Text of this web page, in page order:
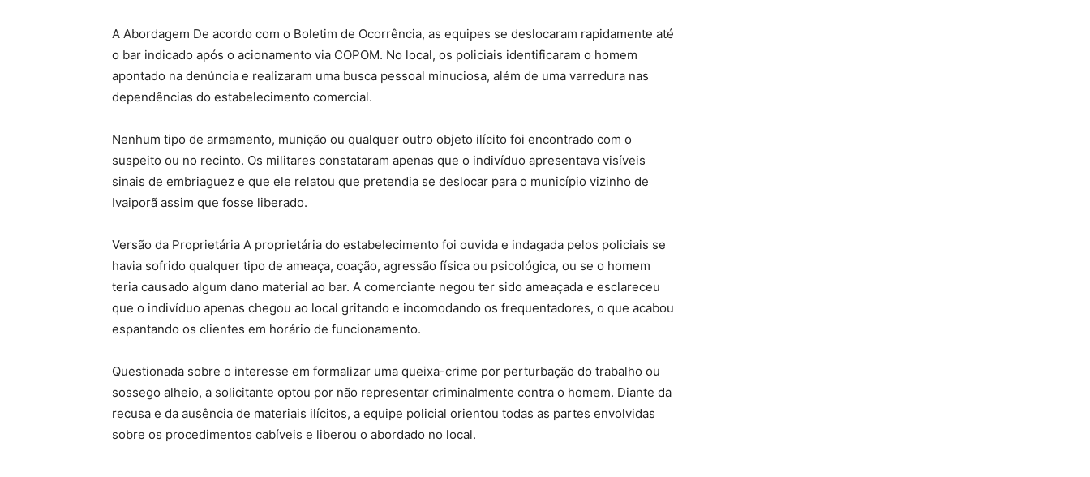
A Abordagem De acordo com o Boletim de Ocorrência, as equipes se deslocaram rapidamente até
o bar indicado após o acionamento via COPOM. No local, os policiais identificaram o homem
apontado na denúncia e realizaram uma busca pessoal minuciosa, além de uma varredura nas
dependências do estabelecimento comercial.
Nenhum tipo de armamento, munição ou qualquer outro objeto ilícito foi encontrado com o
suspeito ou no recinto. Os militares constataram apenas que o indivíduo apresentava visíveis
sinais de embriaguez e que ele relatou que pretendia se deslocar para o município vizinho de
Ivaiporã assim que fosse liberado.
Versão da Proprietária A proprietária do estabelecimento foi ouvida e indagada pelos policiais se
havia sofrido qualquer tipo de ameaça, coação, agressão física ou psicológica, ou se o homem
teria causado algum dano material ao bar. A comerciante negou ter sido ameaçada e esclareceu
que o indivíduo apenas chegou ao local gritando e incomodando os frequentadores, o que acabou
espantando os clientes em horário de funcionamento.
Questionada sobre o interesse em formalizar uma queixa-crime por perturbação do trabalho ou
sossego alheio, a solicitante optou por não representar criminalmente contra o homem. Diante da
recusa e da ausência de materiais ilícitos, a equipe policial orientou todas as partes envolvidas
sobre os procedimentos cabíveis e liberou o abordado no local.